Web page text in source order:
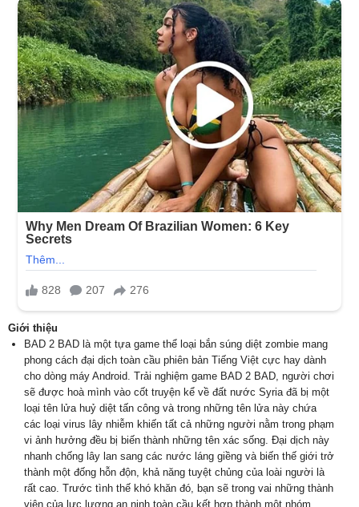
Giới thiệu
BAD 2 BAD là một tựa game thể loại bắn súng diệt zombie mang
phong cách đại dịch toàn cầu phiên bản Tiếng Việt cực hay dành
cho dòng máy Android. Trải nghiệm game BAD 2 BAD, người chơi
sẽ được hoà mình vào cốt truyện kể về đất nước Syria đã bị một
loại tên lửa huỷ diệt tấn công và trong những tên lửa này chứa
các loại virus lây nhiễm khiến tất cả những người nằm trong phạm
vi ảnh hưởng đều bị biến thành những tên xác sống. Đại dịch này
nhanh chống lây lan sang các nước láng giềng và biến thế giới trở
thành một đống hỗn độn, khả năng tuyệt chủng của loài người là
rất cao. Trước tình thế khó khăn đó, bạn sẽ trong vai những thành
viên của lực lượng an ninh toàn cầu kết hợp thành một nhóm